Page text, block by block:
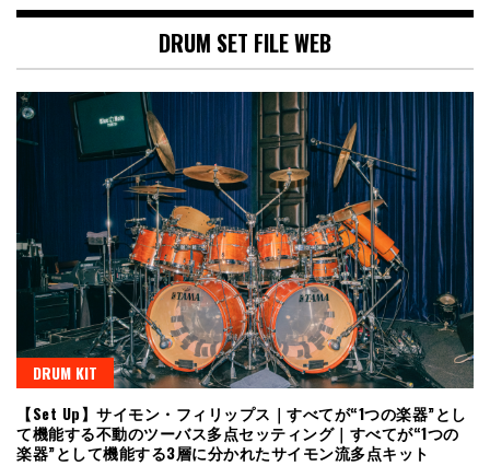
DRUM SET FILE WEB
DRUM KIT
【Set Up】サイモン・フィリップス｜すべてが“1つの楽器”とし
て機能する不動のツーバス多点セッティング｜すべてが“1つの
楽器”として機能する3層に分かれたサイモン流多点キット